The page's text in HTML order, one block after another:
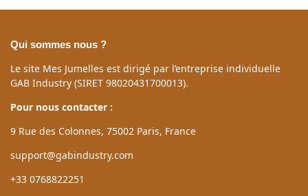
Qui sommes nous ?
Le site Mes Jumelles est dirigé par l’entreprise individuelle
GAB Industry (SIRET 98020431700013).
Pour nous contacter :
9 Rue des Colonnes, 75002 Paris, France
support@gabindustry.com
+33 0768822251